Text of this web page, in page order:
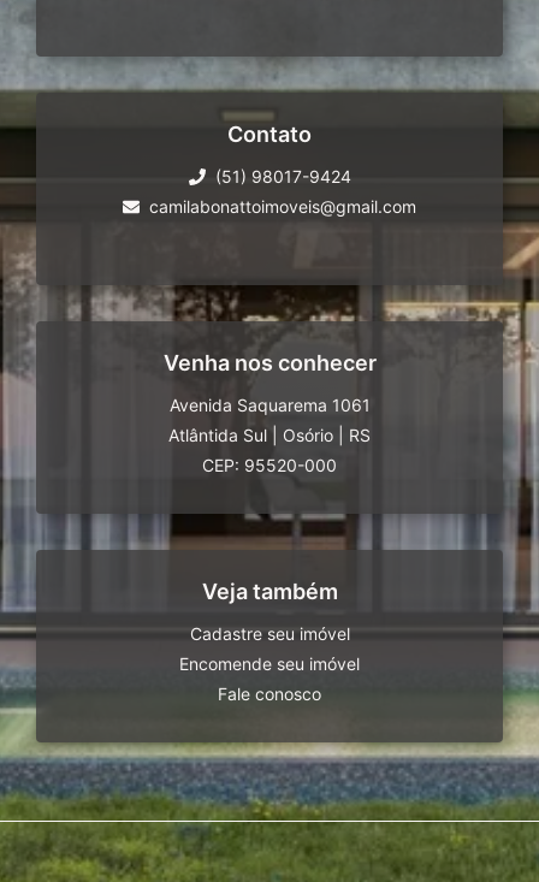
Contato
(51) 98017-9424
camilabonattoimoveis@gmail.com
Venha nos conhecer
Avenida Saquarema 1061
Atlântida Sul
Osório
RS
CEP: 95520-000
Veja também
Cadastre seu imóvel
Encomende seu imóvel
Fale conosco